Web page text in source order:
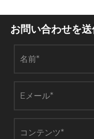
お問い合わせを